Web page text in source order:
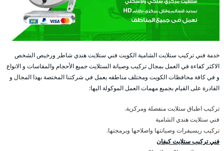
خدمة فني تركيب ستلايت الشامية الكويت فني ستلايت هندي شاطر ورخيص الشخص
الاكثر كفاءة في العمل بمجال تركيب وصيانة الستلايت جميع الأحجام والمقاسات و الانواع
و في كافة محافظات الكويت ومختلف مناطقه يعمل في شركتنا المختصة بهذا المجال و
القادرة على القيام بجميع مهمات العمل الموكولة اليها:
تركيب اطباق ستلايت منفصلة ومركزية.
فني ستلايت هندي الشامية
تركيب ريسيفرات وصيانتها واصلاحها وبرمجتها.
فني تركيب ستلايت كيفان